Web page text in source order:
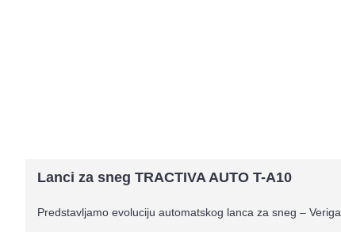
Lanci za sneg TRACTIVA AUTO T-A10
Predstavljamo evoluciju automatskog lanca za sneg – Veriga